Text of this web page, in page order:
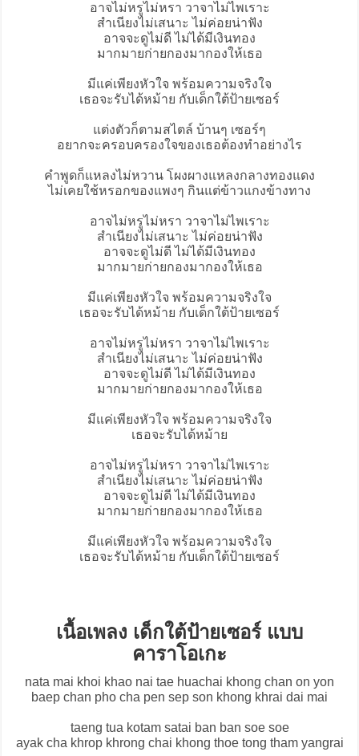
อาจไม่หรูไม่หรา วาจาไม่ไพเราะ
สำเนียงไม่เสนาะ ไม่ค่อยน่าฟัง
อาจจะดูไม่ดี ไม่ได้มีเงินทอง
มากมายก่ายกองมากองให้เธอ
มีแค่เพียงหัวใจ พร้อมความจริงใจ
เธอจะรับได้หม้าย กับเด็กใต้ป้ายเซอร์
แต่งตัวก็ตามสไตล์ บ้านๆ เซอร์ๆ
อยากจะครอบครองใจของเธอต้องทำอย่างไร
คำพูดก็แหลงไม่หวาน โผงผางแหลงกลางทองแดง
ไม่เคยใช้หรอกของแพงๆ กินแต่ข้าวแกงข้างทาง
อาจไม่หรูไม่หรา วาจาไม่ไพเราะ
สำเนียงไม่เสนาะ ไม่ค่อยน่าฟัง
อาจจะดูไม่ดี ไม่ได้มีเงินทอง
มากมายก่ายกองมากองให้เธอ
มีแค่เพียงหัวใจ พร้อมความจริงใจ
เธอจะรับได้หม้าย กับเด็กใต้ป้ายเซอร์
อาจไม่หรูไม่หรา วาจาไม่ไพเราะ
สำเนียงไม่เสนาะ ไม่ค่อยน่าฟัง
อาจจะดูไม่ดี ไม่ได้มีเงินทอง
มากมายก่ายกองมากองให้เธอ
มีแค่เพียงหัวใจ พร้อมความจริงใจ
เธอจะรับได้หม้าย
อาจไม่หรูไม่หรา วาจาไม่ไพเราะ
สำเนียงไม่เสนาะ ไม่ค่อยน่าฟัง
อาจจะดูไม่ดี ไม่ได้มีเงินทอง
มากมายก่ายกองมากองให้เธอ
มีแค่เพียงหัวใจ พร้อมความจริงใจ
เธอจะรับได้หม้าย กับเด็กใต้ป้ายเซอร์
เนื้อเพลง เด็กใต้ป้ายเซอร์ แบบ
คาราโอเกะ
nata mai khoi khao nai tae huachai khong chan on yon
baep chan pho cha pen sep son khong khrai dai mai
taeng tua kotam satai ban ban soe soe
ayak cha khrop khrong chai khong thoe tong tham yangrai